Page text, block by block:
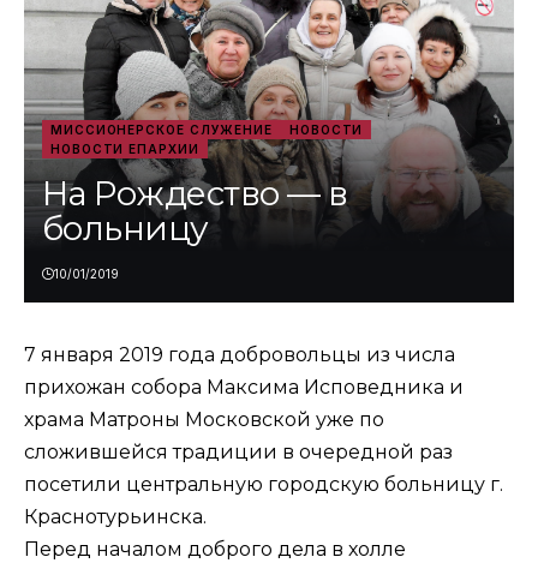
МИССИОНЕРСКОЕ СЛУЖЕНИЕ
НОВОСТИ
НОВОСТИ ЕПАРХИИ
На Рождество — в
больницу
10/01/2019
7 января 2019 года добровольцы из числа
прихожан собора Максима Исповедника и
храма Матроны Московской уже по
сложившейся традиции в очередной раз
посетили центральную городскую больницу г.
Краснотурьинска.
Перед началом доброго дела в холле